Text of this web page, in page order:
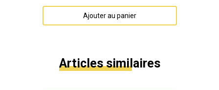
Ajouter au panier
Articles similaires